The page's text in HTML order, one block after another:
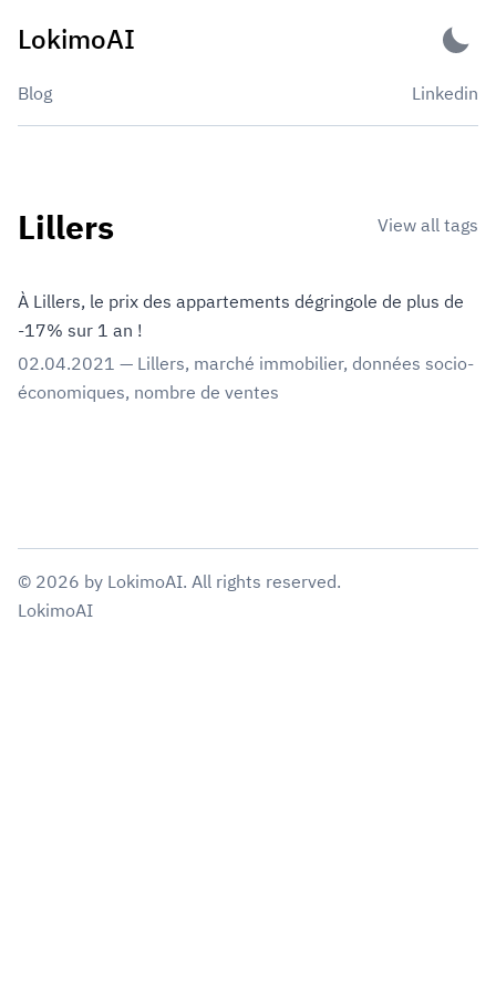
LokimoAI
Blog Linkedin
Lillers View all tags
À Lillers, le prix des appartements dégringole de plus de
-17% sur 1 an !
02.04.2021 — Lillers, marché immobilier, données socio-
économiques, nombre de ventes
© 2026 by LokimoAI. All rights reserved.
LokimoAI